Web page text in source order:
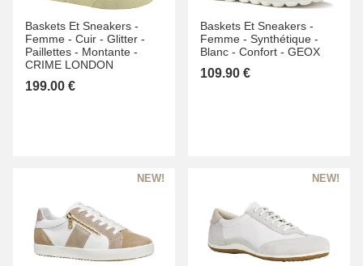
Baskets Et Sneakers -
Femme - Cuir - Glitter -
Paillettes - Montante -
CRIME LONDON
199.00 €
Baskets Et Sneakers -
Femme - Synthétique -
Blanc - Confort - GEOX
109.90 €